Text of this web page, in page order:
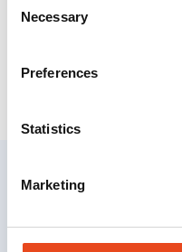
Selection
Necessary
Preferences
Statistics
Marketing
ALS Consulting
LösungMota. Diese
Datenanreicherung,